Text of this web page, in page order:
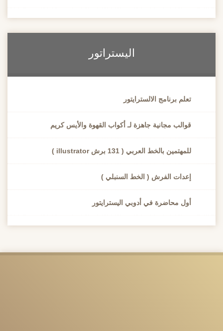
اليستراتور
تعلم برنامج الالسترايتور
قوالب مجانية جاهزة لـ أكواب القهوة والأيس كريم
للمهتمين بالخط العربي ( 131 برش illustrator )
إعدات الفرش ( الخط السنبلي )
أول محاضرة في أدوبي اليسترايتور